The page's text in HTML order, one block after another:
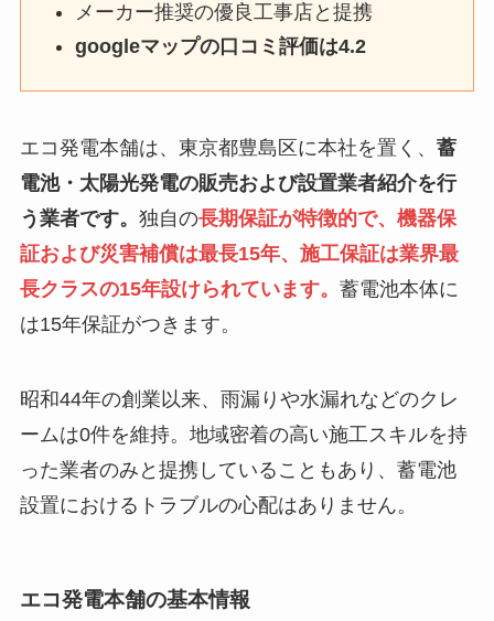
メーカー推奨の優良工事店と提携
googleマップの口コミ評価は4.2
エコ発電本舗は、東京都豊島区に本社を置く、 蓄
電池・太陽光発電の販売および設置業者紹介を行
う業者です。 独自の長期保証が特徴的で、機器保
証および災害補償は最長15年、施工保証は業界最
長クラスの15年設けられています。 蓄電池本体に
は15年保証がつきます。
昭和44年の創業以来、雨漏りや水漏れなどのクレ
ームは0件を維持。地域密着の高い施工スキルを持
った業者のみと提携していることもあり、蓄電池
設置におけるトラブルの心配はありません。
エコ発電本舗の基本情報